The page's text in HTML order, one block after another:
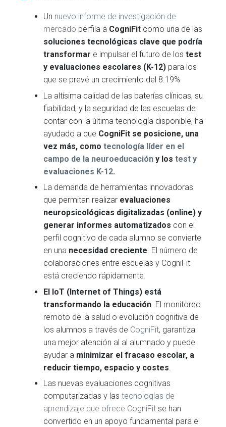
Un nuevo informe de investigación de
mercado perfila a CogniFit como una de las
soluciones tecnológicas clave que podría
transformar e impulsar el futuro de lostest
y evaluaciones escolares (K-12) para los
que se prevé un crecimiento del 8.19%
La altísima calidad de las baterías clínicas, su
fiabilidad, y la seguridad de las escuelas de
contar con la última tecnología disponible, ha
ayudado a que CogniFit se posicione, una
vez más, como tecnología líder en el
campo de la neuroeducación y lostest y
evaluaciones K-12.
La demanda de herramientas innovadoras
que permitan realizar evaluaciones
neuropsicológicas digitalizadas (online) y
generar informes automatizados con el
perfil cognitivo de cada alumno se convierte
en una necesidad creciente. El número de
colaboraciones entre escuelas y CogniFit
está creciendo rápidamente.
El IoT (Internet of Things) está
transformando la educación. El monitoreo
remoto de la salud o evolución cognitiva de
los alumnos a través de CogniFit, garantiza
una mejor atención al al alumnado y puede
ayudar a minimizar el fracaso escolar, a
reducir tiempo, espacio y costes.
Las nuevas evaluaciones cognitivas
computarizadas y lastecnologías de
aprendizaje que ofrece CogniFitse han
convertido en un apoyo fundamental para el